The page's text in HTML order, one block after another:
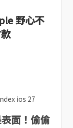
野心不
面！偷偷